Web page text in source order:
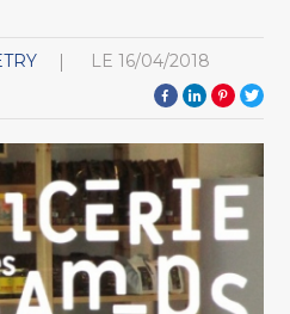
LE 16/04/2018